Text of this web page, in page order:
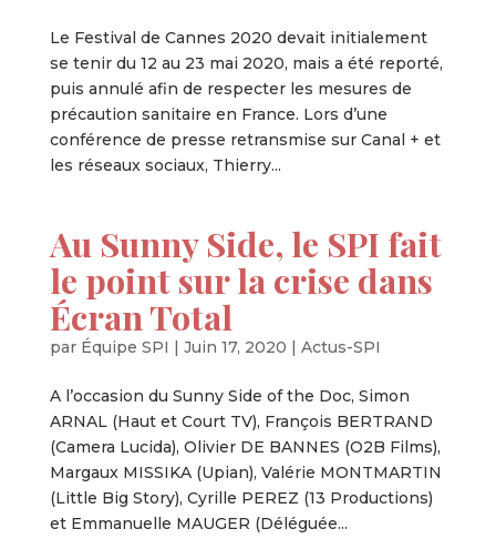
Le Festival de Cannes 2020 devait initialement
se tenir du 12 au 23 mai 2020, mais a été reporté,
puis annulé afin de respecter les mesures de
précaution sanitaire en France. Lors d’une
conférence de presse retransmise sur Canal + et
les réseaux sociaux, Thierry...
Au Sunny Side, le SPI fait
le point sur la crise dans
Écran Total
par Équipe SPI | Juin 17, 2020 | Actus-SPI
A l’occasion du Sunny Side of the Doc, Simon
ARNAL (Haut et Court TV), François BERTRAND
(Camera Lucida), Olivier DE BANNES (O2B Films),
Margaux MISSIKA (Upian), Valérie MONTMARTIN
(Little Big Story), Cyrille PEREZ (13 Productions)
et Emmanuelle MAUGER (Déléguée...